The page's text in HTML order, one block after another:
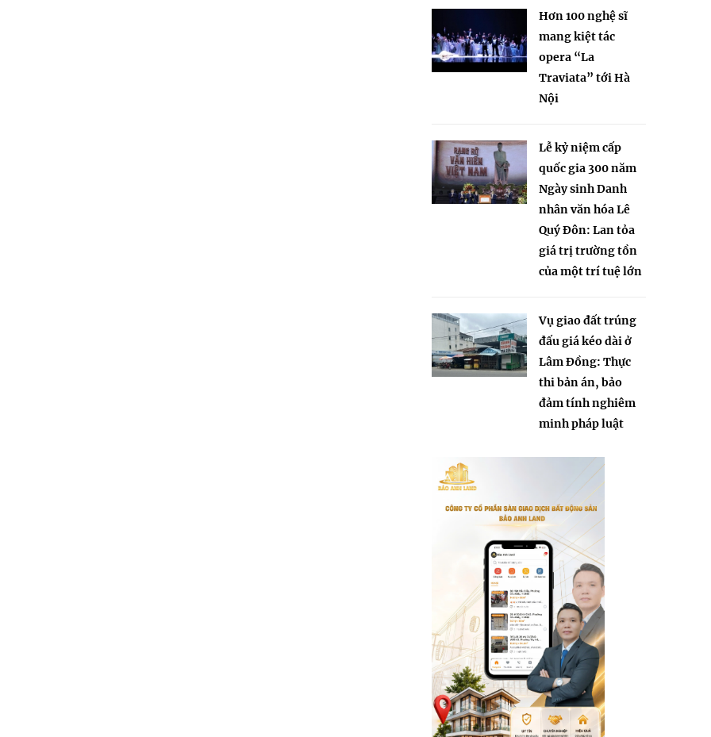
Hơn 100 nghệ sĩ
mang kiệt tác
opera “La
Traviata” tới Hà
Nội
Lễ kỷ niệm cấp
quốc gia 300 năm
Ngày sinh Danh
nhân văn hóa Lê
Quý Đôn: Lan tỏa
giá trị trường tồn
của một trí tuệ lớn
Vụ giao đất trúng
đấu giá kéo dài ở
Lâm Đồng: Thực
thi bản án, bảo
đảm tính nghiêm
minh pháp luật